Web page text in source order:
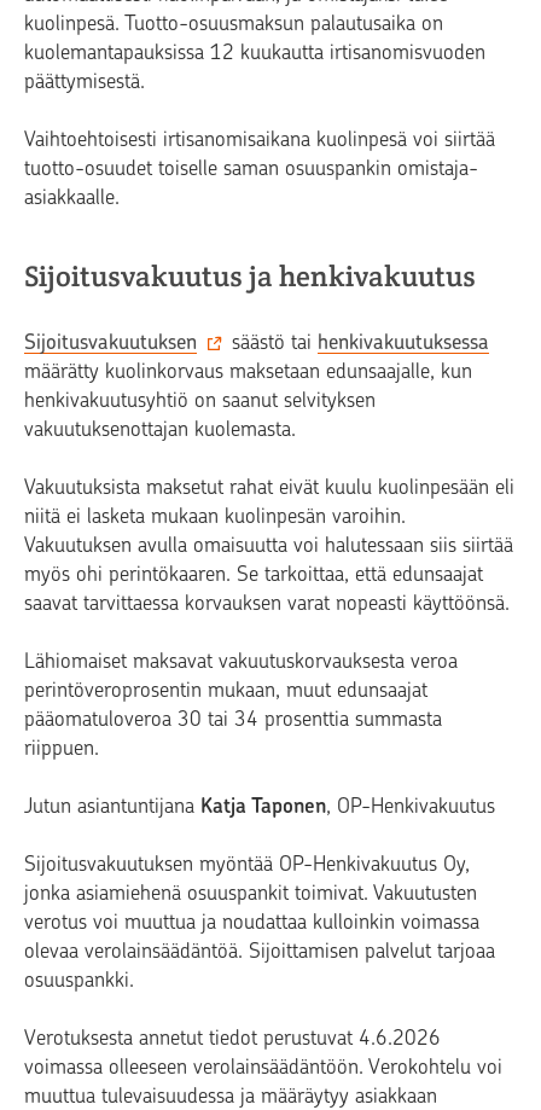
kuolinpesä. Tuotto-osuusmaksun palautusaika on
kuolemantapauksissa 12 kuukautta irtisanomisvuoden
päättymisestä.
Vaihtoehtoisesti irtisanomisaikana kuolinpesä voi siirtää
tuotto-osuudet toiselle saman osuuspankin omistaja-
asiakkaalle.
Sijoitusvakuutus ja henkivakuutus
Sijoitusvakuutuksen säästö tai henkivakuutuksessa
määrätty kuolinkorvaus maksetaan edunsaajalle, kun
henkivakuutusyhtiö on saanut selvityksen
vakuutuksenottajan kuolemasta.
Vakuutuksista maksetut rahat eivät kuulu kuolinpesään eli
niitä ei lasketa mukaan kuolinpesän varoihin.
Vakuutuksen avulla omaisuutta voi halutessaan siis siirtää
myös ohi perintökaaren. Se tarkoittaa, että edunsaajat
saavat tarvittaessa korvauksen varat nopeasti käyttöönsä.
Lähiomaiset maksavat vakuutuskorvauksesta veroa
perintöveroprosentin mukaan, muut edunsaajat
pääomatuloveroa 30 tai 34 prosenttia summasta
riippuen.
Jutun asiantuntijana Katja Taponen, OP-Henkivakuutus
Sijoitusvakuutuksen myöntää OP-Henkivakuutus Oy,
jonka asiamiehenä osuuspankit toimivat. Vakuutusten
verotus voi muuttua ja noudattaa kulloinkin voimassa
olevaa verolainsäädäntöä. Sijoittamisen palvelut tarjoaa
osuuspankki.
Verotuksesta annetut tiedot perustuvat 4.6.2026
voimassa olleeseen verolainsäädäntöön. Verokohtelu voi
muuttua tulevaisuudessa ja määräytyy asiakkaan